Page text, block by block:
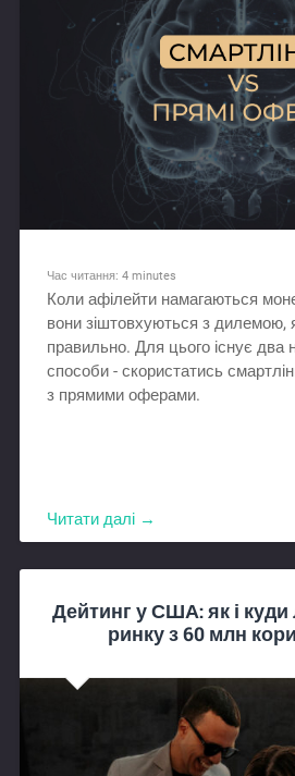
Час читання: 4 minutes
Коли афілейти намагаються
вони зіштовхуються з дилемою,
правильно. Для цього існує два
способи - скористатись
з прямими оферами.
Читати далі →
Дейтинг у США: як і куди
ринку з 60 млн